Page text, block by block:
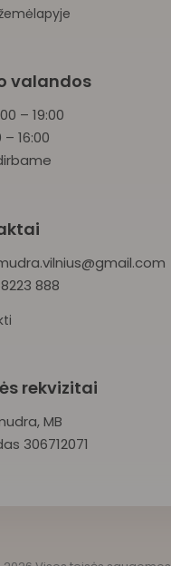
valandos
– 19:00
– 16:00
888
rekvizitai
MB
306712071